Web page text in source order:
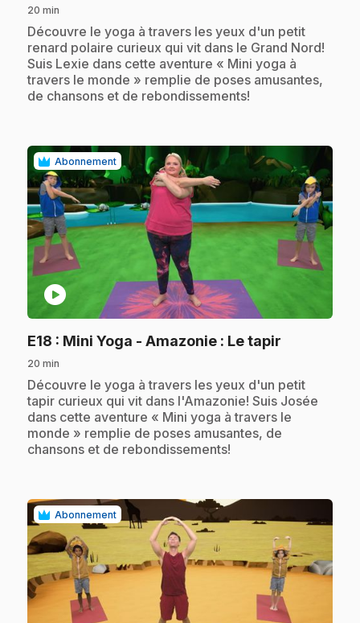
20 min
.Découvre le yoga à travers les yeux d'un petit
renard polaire curieux qui vit dans le Grand Nord!
Suis Lexie dans cette aventure « Mini yoga à
travers le monde » remplie de poses amusantes,
de chansons et de rebondissements!
Abonnement
play_circle
E18 : Mini Yoga - Amazonie : Le tapir
20 min
.Découvre le yoga à travers les yeux d'un petit
tapir curieux qui vit dans l'Amazonie! Suis Josée
dans cette aventure « Mini yoga à travers le
monde » remplie de poses amusantes, de
chansons et de rebondissements!
Abonnement